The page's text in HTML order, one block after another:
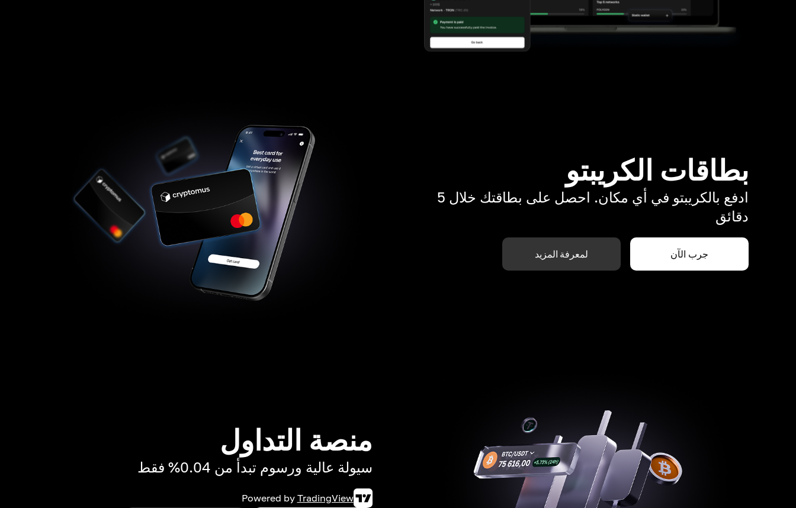
بطاقات الكريبتو
ادفع بالكريبتو في أي مكان. احصل على بطاقتك خلال 5
دقائق
جرب الآن لمعرفة المزيد
منصة التداول
سيولة عالية ورسوم تبدأ من 0.04% فقط
Powered by TradingView